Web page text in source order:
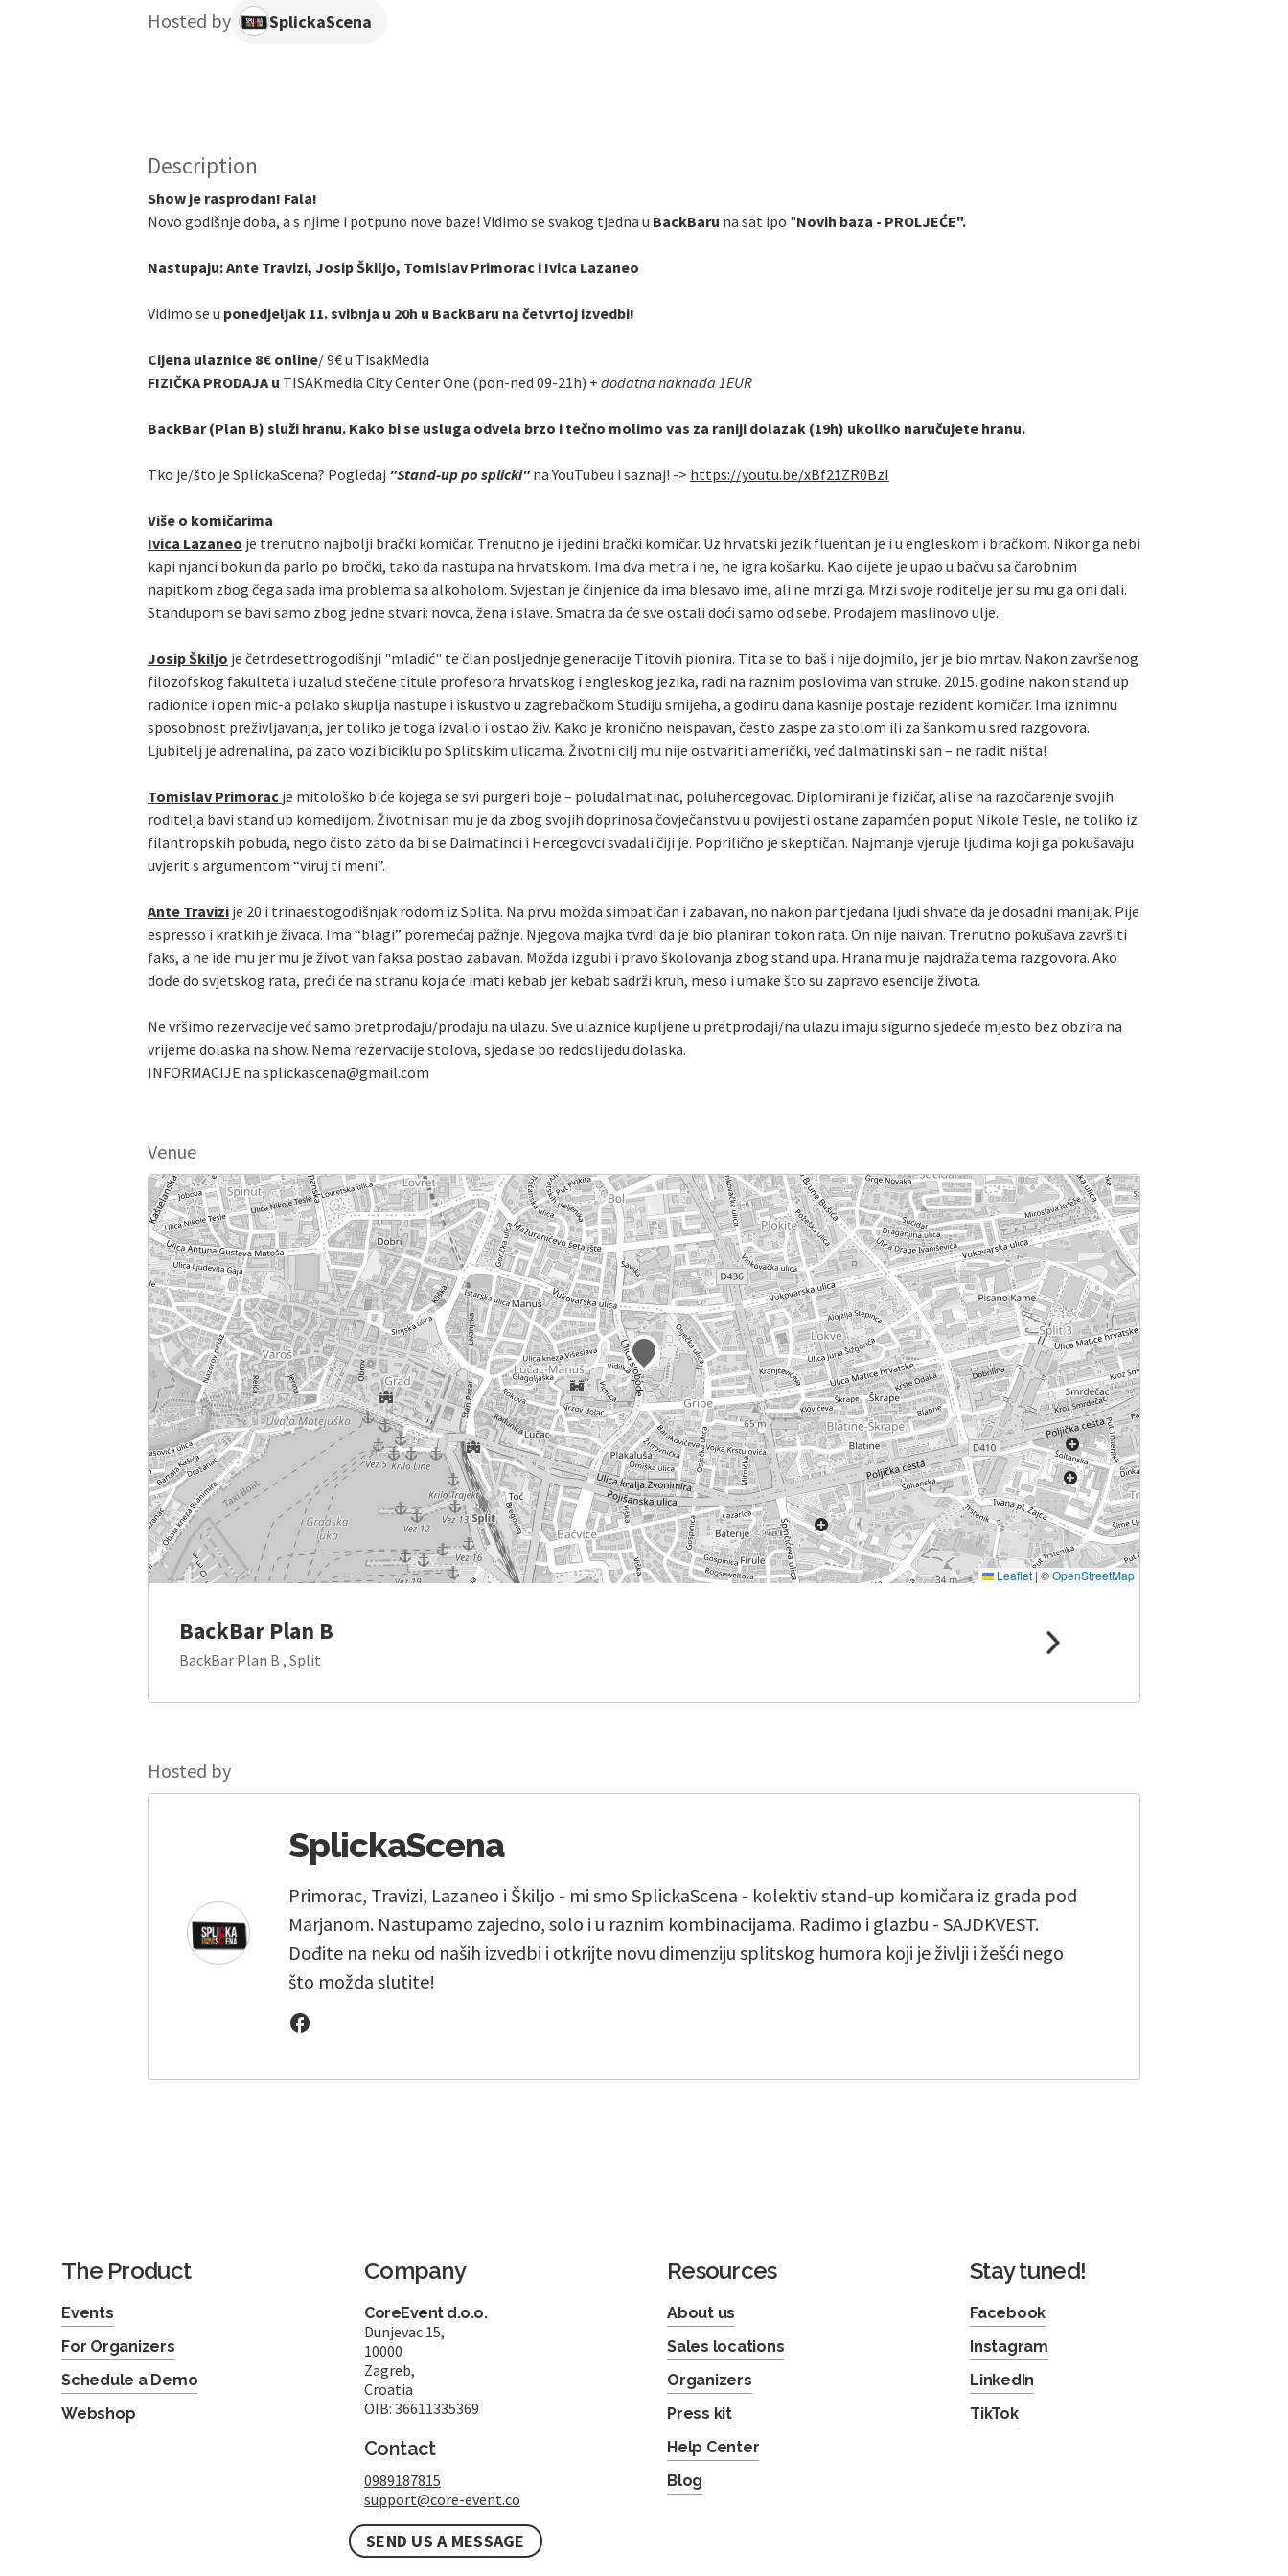
Hosted by SplickaScena
Description
Show je rasprodan! Fala!
Novo godišnje doba, a s njime i potpuno nove baze! Vidimo se svakog tjedna u BackBaru na sat ipo "Novih baza - PROLJEĆE".
Nastupaju: Ante Travizi, Josip Škiljo, Tomislav Primorac i Ivica Lazaneo
Vidimo se u ponedjeljak 11. svibnja u 20h u BackBaru na četvrtoj izvedbi!
Cijena ulaznice 8€ online/9€ u TisakMedia
FIZIČKA PRODAJA u TISAKmedia City Center One (pon-ned 09-21h) + dodatna naknada 1EUR
BackBar (Plan B) služi hranu. Kako bi se usluga odvela brzo i tečno molimo vas za raniji dolazak (19h) ukoliko naručujete hranu.
Tko je/što je SplickaScena? Pogledaj "Stand-up po splicki" na YouTubeu i saznaj! -> https://youtu.be/xBf21ZR0BzI
Više o komičarima
Ivica Lazaneo je trenutno najbolji brački komičar. Trenutno je i jedini brački komičar. Uz hrvatski jezik fluentan je i u engleskom i bračkom. Nikor ga nebi
kapi njanci bokun da parlo po bročki, tako da nastupa na hrvatskom. Ima dva metra i ne, ne igra košarku. Kao dijete je upao u bačvu sa čarobnim
napitkom zbog čega sada ima problema sa alkoholom. Svjestan je činjenice da ima blesavo ime, ali ne mrzi ga. Mrzi svoje roditelje jer su mu ga oni dali.
Standupom se bavi samo zbog jedne stvari: novca, žena i slave. Smatra da će sve ostali doći samo od sebe. Prodajem maslinovo ulje.
Josip Škiljo je četrdesettrogodišnji "mladić" te član posljednje generacije Titovih pionira. Tita se to baš i nije dojmilo, jer je bio mrtav. Nakon završenog
filozofskog fakulteta i uzalud stečene titule profesora hrvatskog i engleskog jezika, radi na raznim poslovima van struke. 2015. godine nakon stand up
radionice i open mic-a polako skuplja nastupe i iskustvo u zagrebačkom Studiju smijeha, a godinu dana kasnije postaje rezident komičar. Ima iznimnu
sposobnost preživljavanja, jer toliko je toga izvalio i ostao živ. Kako je kronično neispavan, često zaspe za stolom ili za šankom u sred razgovora.
Ljubitelj je adrenalina, pa zato vozi biciklu po Splitskim ulicama. Životni cilj mu nije ostvariti američki, već dalmatinski san – ne radit ništa!
Tomislav Primorac je mitološko biće kojega se svi purgeri boje – poludalmatinac, poluhercegovac. Diplomirani je fizičar, ali se na razočarenje svojih
roditelja bavi stand up komedijom. Životni san mu je da zbog svojih doprinosa čovječanstvu u povijesti ostane zapamćen poput Nikole Tesle, ne toliko iz
filantropskih pobuda, nego čisto zato da bi se Dalmatinci i Hercegovci svađali čiji je. Poprilično je skeptičan. Najmanje vjeruje ljudima koji ga pokušavaju
uvjerit s argumentom “viruj ti meni”.
Ante Travizi je 20 i trinaestogodišnjak rodom iz Splita. Na prvu možda simpatičan i zabavan, no nakon par tjedana ljudi shvate da je dosadni manijak. Pije
espresso i kratkih je živaca. Ima “blagi” poremećaj pažnje. Njegova majka tvrdi da je bio planiran tokon rata. On nije naivan. Trenutno pokušava završiti
faks, a ne ide mu jer mu je život van faksa postao zabavan. Možda izgubi i pravo školovanja zbog stand upa. Hrana mu je najdraža tema razgovora. Ako
dođe do svjetskog rata, preći će na stranu koja će imati kebab jer kebab sadrži kruh, meso i umake što su zapravo esencije života.
Ne vršimo rezervacije već samo pretprodaju/prodaju na ulazu. Sve ulaznice kupljene u pretprodaji/na ulazu imaju sigurno sjedeće mjesto bez obzira na
vrijeme dolaska na show. Nema rezervacije stolova, sjeda se po redoslijedu dolaska.
INFORMACIJE na splickascena@gmail.com
Venue
Leaflet | ©OpenStreetMap
BackBar Plan B
BackBar Plan B , Split
Hosted by
SplickaScena
Primorac, Travizi, Lazaneo i Škiljo - mi smo SplickaScena - kolektiv stand-up komičara iz grada pod
Marjanom. Nastupamo zajedno, solo i u raznim kombinacijama. Radimo i glazbu - SAJDKVEST.
Dođite na neku od naših izvedbi i otkrijte novu dimenziju splitskog humora koji je življi i žešći nego
što možda slutite!
The Product
Events
For Organizers
Schedule a Demo
Webshop
Company
CoreEvent d.o.o.
Dunjevac 15,
10000
Zagreb,
Croatia
OIB: 36611335369
Contact
0989187815
support@core-event.co
SEND US A MESSAGE
Resources
About us
Sales locations
Organizers
Press kit
Help Center
Blog
Stay tuned!
Facebook
Instagram
LinkedIn
TikTok